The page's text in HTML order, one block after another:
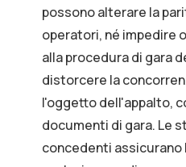
possono alterare la
operatori, né impedire
alla procedura di gara
distorcere la
l'oggetto dell'appalto,
documenti di gara. Le
concedenti assicurano